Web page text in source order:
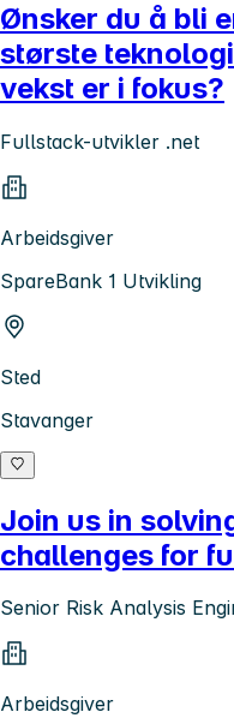
Ønsker du å bli
største
vekst er i fokus?
Fullstack-utvikler .net
Arbeidsgiver
SpareBank 1 Utvikling
Sted
Stavanger
Join us in
challenges for
Senior Risk Analysis
Arbeidsgiver